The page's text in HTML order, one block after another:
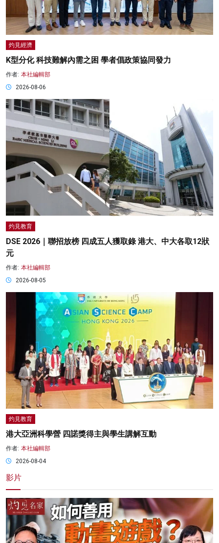
灼見經濟
K型分化 科技難解內需之困 學者倡政策協同發力
作者: 本社編輯部
2026-08-06
灼見教育
DSE 2026｜聯招放榜 四成五人獲取錄 港大、中大各取12狀
元
作者: 本社編輯部
2026-08-05
灼見教育
港大亞洲科學營 四諾獎得主與學生講解互動
作者: 本社編輯部
2026-08-04
影片